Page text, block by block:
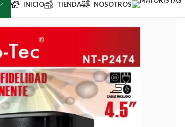
INICIO TIENDA NOSOTROS